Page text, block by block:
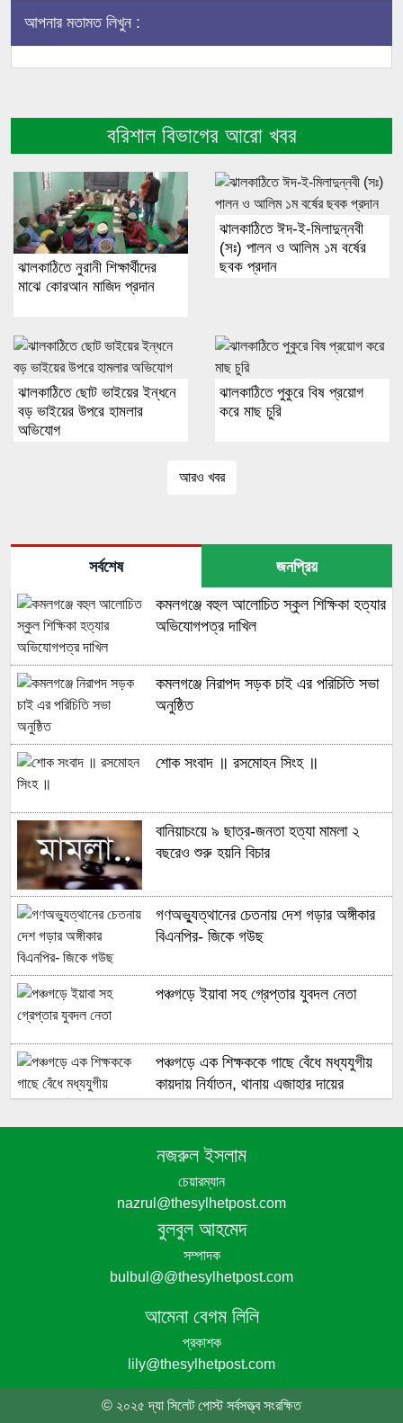
আপনার মতামত লিখুন :
বরিশাল বিভাগের আরো খবর
ঝালকাঠিতে নুরানী শিক্ষার্থীদের
মাঝে কোরআন মাজিদ প্রদান
ঝালকাঠিতে ঈদ-ই-মিলাদুন্নবী
(সঃ) পালন ও আলিম ১ম বর্ষের
ছবক প্রদান
ঝালকাঠিতে ছোট ভাইয়ের ইন্ধনে
বড় ভাইয়ের উপরে হামলার
অভিযোগ
ঝালকাঠিতে পুকুরে বিষ প্রয়োগ
করে মাছ চুরি
আরও খবর
সর্বশেষ জনপ্রিয়
কমলগঞ্জে বহুল আলোচিত স্কুল শিক্ষিকা হত্যার
অভিযোগপত্র দাখিল
কমলগঞ্জে নিরাপদ সড়ক চাই এর পরিচিতি সভা
অনুষ্ঠিত
শোক সংবাদ ॥ রসমোহন সিংহ ॥
বানিয়াচংয়ে ৯ ছাত্র-জনতা হত্যা মামলা ২
বছরেও শুরু হয়নি বিচার
গণঅভ্যুত্থানের চেতনায় দেশ গড়ার অঙ্গীকার
বিএনপির- জিকে গউছ
পঞ্চগড়ে ইয়াবা সহ গ্রেপ্তার যুবদল নেতা
পঞ্চগড়ে এক শিক্ষককে গাছে বেঁধে মধ্যযুগীয়
কায়দায় নির্যাতন, থানায় এজাহার দায়ের
শেখ হাসিনার দুঃসাহসিক ডিসেম্বর অভিযাত্রা
সরকার কী তাকে ঠেকাতে পারবে ||
হবিগঞ্জে ভারতীয় অবৈধ পণ্য আটক
নবীগঞ্জে গৃহবধূর ঝুলন্ত মরদেহ উদ্ধার
তুলে তরুণী রাহেমীন মারিয়া এলিনের সংবাদ
নজরুল ইসলাম
চেয়ারম্যান
nazrul@thesylhetpost.com
বুলবুল আহমেদ
সম্পাদক
bulbul@@thesylhetpost.com
আমেনা বেগম লিলি
প্রকাশক
lily@thesylhetpost.com
© ২০২৫ দ্যা সিলেট পোস্ট সর্বসত্ত্ব সংরক্ষিত